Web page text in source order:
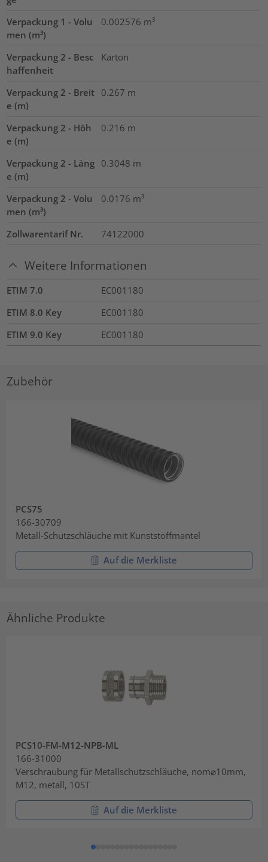
Verpackung 1 - Volu
men (m³)
0.002576 m³
Verpackung 2 - Besc
haffenheit
Karton
Verpackung 2 - Breit
e (m)
0.267 m
Verpackung 2 - Höh
e (m)
0.216 m
Verpackung 2 - Läng
e (m)
0.3048 m
Verpackung 2 - Volu
men (m³)
0.0176 m³
Zollwarentarif Nr. 74122000
Weitere Informationen
ETIM 7.0
EC001180
ETIM 8.0 Key
EC001180
ETIM 9.0 Key
EC001180
Zubehör
PCS75
166-30709
Metall-Schutzschläuche mit Kunststoffmantel
Auf die Merkliste
Ähnliche Produkte
PCS10-FM-M12-NPB-ML
166-31000
Verschraubung für Metallschutzschläuche, nom⌀10mm,
M12, metall, 10ST
Auf die Merkliste